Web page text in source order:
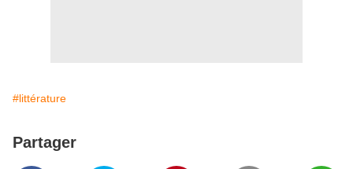
#littérature
Partager